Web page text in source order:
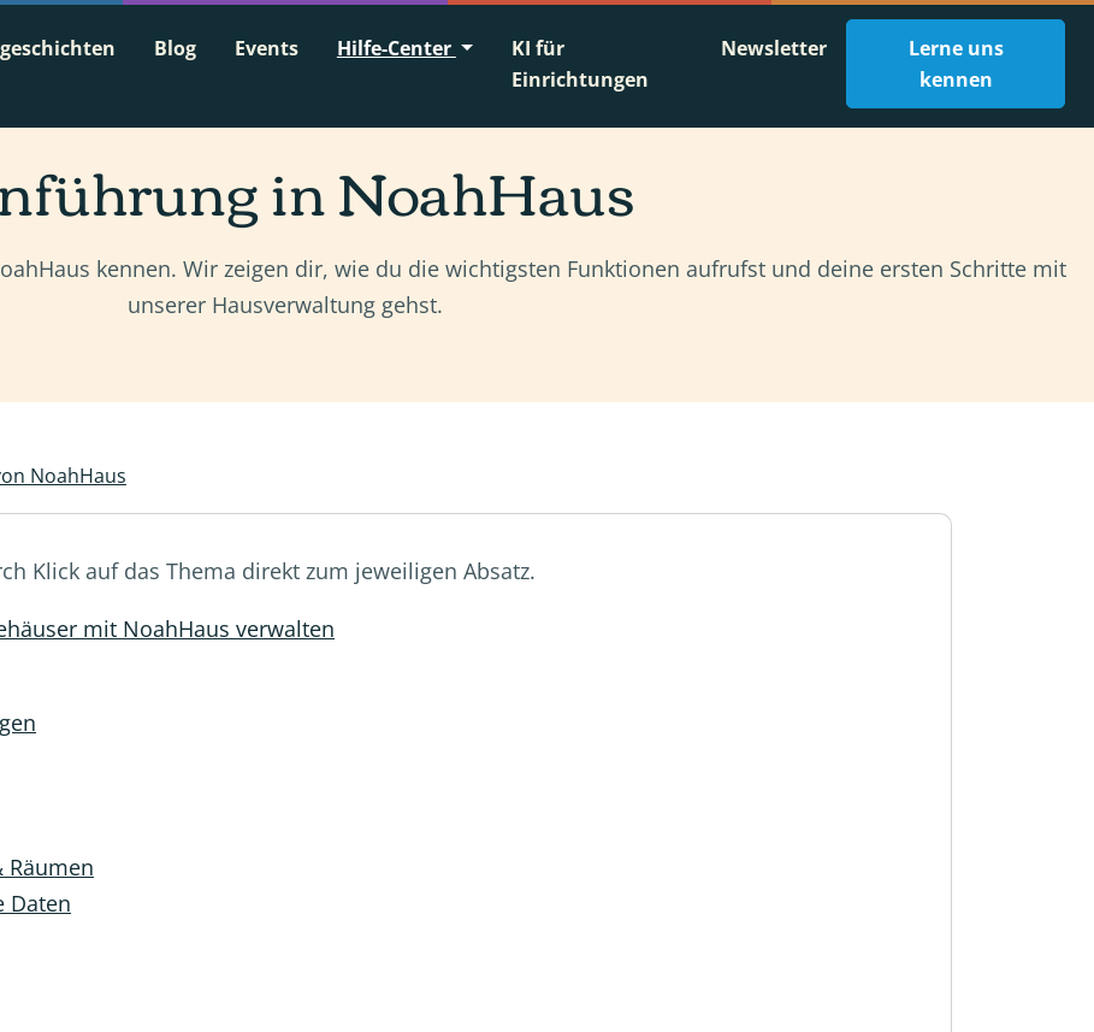
Blog Events Hilfe-Center
KI für
Einrichtungen
Newsletter
Lerne uns
kennen
in NoahHaus
kennen. Wir zeigen dir, wie du die wichtigsten Funktionen aufrufst und deine ersten Schritte mit
unserer Hausverwaltung gehst.
NoahHaus
Klick auf das Thema direkt zum jeweiligen Absatz.
mit NoahHaus verwalten
Daten